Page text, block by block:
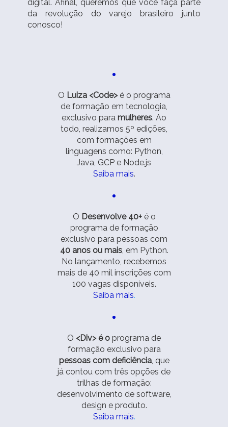
digital. Afinal, queremos que você faça parte
da revolução do varejo brasileiro junto
conosco!
O Luiza <Code>é o programa
de formação em tecnologia,
exclusivo para mulheres. Ao
todo, realizamos 5º edições,
com formações em
linguagens como: Python,
Java, GCP e Node.js
Saiba mais.
O Desenvolve 40+é o
programa de formação
exclusivo para pessoas com
40 anos ou mais, em Python.
No lançamento, recebemos
mais de 40 mil inscrições com
100 vagas disponíveis.
Saiba mais.
O <Div> é o programa de
formação exclusivo para
pessoas com deficiência, que
já contou com três opções de
trilhas de formação:
desenvolvimento de software,
design e produto.
Saiba mais.